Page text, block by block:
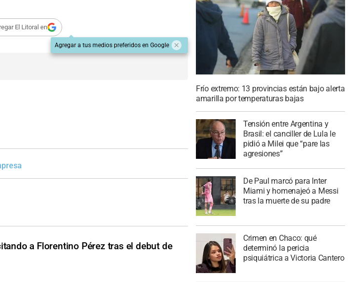
El Litoral en
Agregar a tus medios preferidos en Google
a Florentino Pérez tras el debut de
Frío extremo: 13 provincias están bajo alerta
amarilla por temperaturas bajas
Tensión entre Argentina y
Brasil: el canciller de Lula le
pidió a Milei que “pare las
agresiones”
De Paul marcó para Inter
Miami y homenajeó a Messi
tras la muerte de su padre
Crimen en Chaco: qué
determinó la pericia
psiquiátrica a Victoria Cantero